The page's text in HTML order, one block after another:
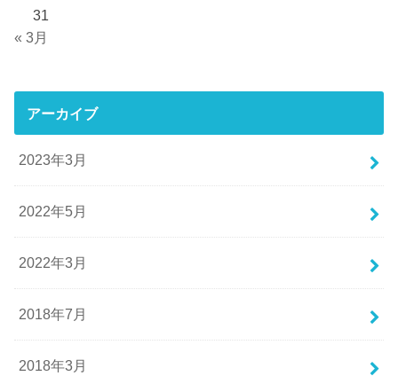
31
« 3月
アーカイブ
2023年3月
2022年5月
2022年3月
2018年7月
2018年3月